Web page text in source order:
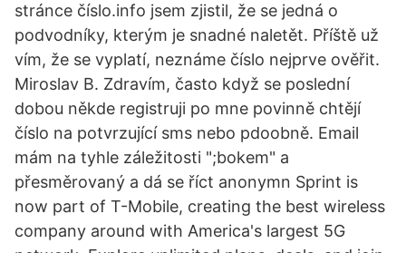
stránce číslo.info jsem zjistil, že se jedná o
podvodníky, kterým je snadné naletět. Příště už
vím, že se vyplatí, neznáme číslo nejprve ověřit.
Miroslav B. Zdravím, často když se poslední
dobou někde registruji po mne povinně chtějí
číslo na potvrzující sms nebo pdoobně. Email
mám na tyhle záležitosti ";bokem" a
přesměrovaný a dá se říct anonymn Sprint is
now part of T-Mobile, creating the best wireless
company around with America's largest 5G